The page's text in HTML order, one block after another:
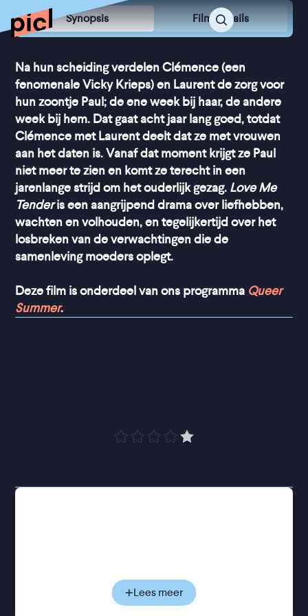
Synopsis Film Details
Na hun scheiding verdelen Clémence (een
fenomenale Vicky Krieps) en Laurent de zorg voor
hun zoontje Paul; de ene week bij haar, de andere
week bij hem. Dat gaat acht jaar lang goed, totdat
Clémence met Laurent deelt dat ze met vrouwen
aan het daten is. Vanaf dat moment krijgt ze Paul
niet meer te zien en komt ze terecht in een
jarenlange strijd om het ouderlijk gezag. Love Me
Tenderis een aangrijpend drama over liefhebben,
wachten en volhouden, en tegelijkertijd over het
losbreken van de verwachtingen die de
samenleving moeders oplegt.
Deze film is onderdeel van ons programma Queer
Summer.
Clémence en haar ex Laurent delen al acht jaar
zelfontdekking: ze gaf haar baan als advocaat op
voor een onzeker bestaan als schrijver, zwerft van
Lees meer